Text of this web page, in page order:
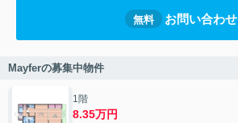
無料 お問い合わせ
Mayferの募集中物件
1階
8.35万円